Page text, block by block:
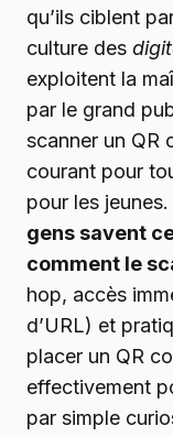
qu’ils ciblent
culture des
exploitent la
par le grand
scanner un QR
courant pour
pour les jeunes.
gens savent
comment le
hop, accès
d’URL) et
placer un QR
effectivement
par simple